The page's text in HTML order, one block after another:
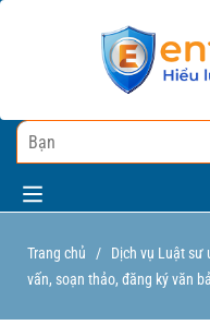
Trang chủ / Dịch vụ Luật sư
vấn, soạn thảo, đăng ký văn